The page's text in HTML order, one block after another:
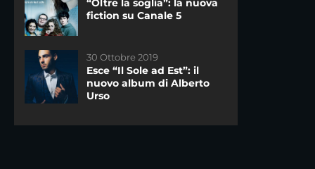
“Oltre la soglia”: la nuova
fiction su Canale 5
30 Ottobre 2019
Esce “Il Sole ad Est”: il
nuovo album di Alberto
Urso
È arrivata l’app di WittyTv!
16 Gennaio 2023
Pink Life: da oggi su
Wittytv.it!